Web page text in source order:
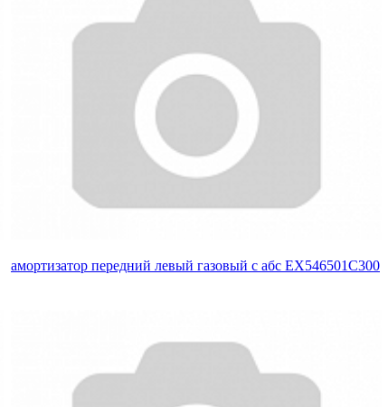
амортизатор передний левый газовый с абс EX546501C300